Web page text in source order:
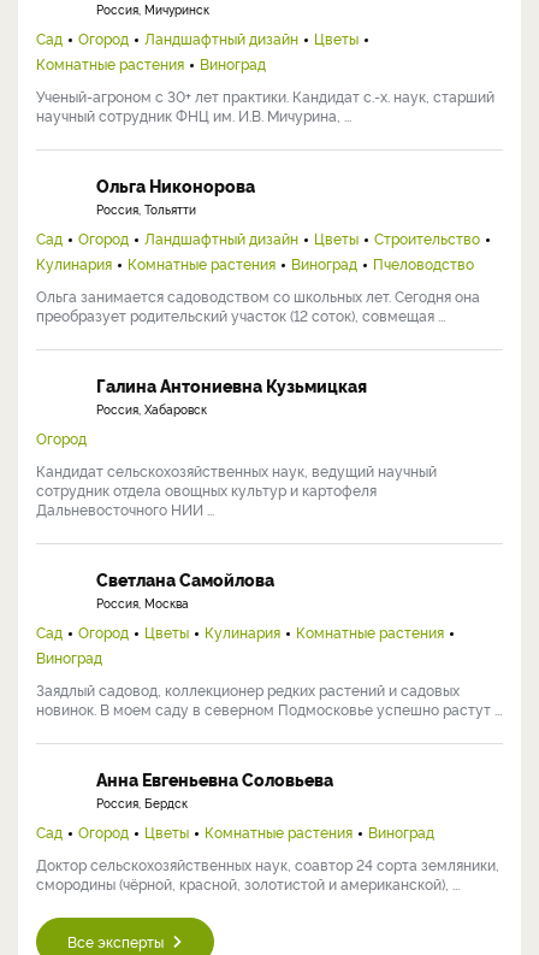
Россия, Мичуринск
Сад Огород Ландшафтный дизайн
Цветы
Комнатные растения
Виноград
Ученый-агроном с 30+ лет практики. Кандидат с.-х. наук, старший
научный сотрудник ФНЦ им. И.В. Мичурина, ...
Ольга Никонорова
Россия, Тольятти
Сад Огород Ландшафтный дизайн Цветы
Строительство
Кулинария
Комнатные растения Виноград
Пчеловодство
Ольга занимается садоводством со школьных лет. Сегодня она
преобразует родительский участок (12 соток), совмещая ...
Галина Антониевна Кузьмицкая
Россия, Хабаровск
Огород
Кандидат сельскохозяйственных наук, ведущий научный
сотрудник отдела овощных культур и картофеля
Дальневосточного НИИ ...
Светлана Самойлова
Россия, Москва
Сад Огород Цветы Кулинария
Комнатные растения
Виноград
Заядлый садовод, коллекционер редких растений и садовых
новинок. В моем саду в северном Подмосковье успешно растут ...
Анна Евгеньевна Соловьева
Россия, Бердск
Сад Огород Цветы Комнатные растения
Виноград
Доктор сельскохозяйственных наук, соавтор 24 сорта земляники,
смородины (чёрной, красной, золотистой и американской), ...
Все эксперты